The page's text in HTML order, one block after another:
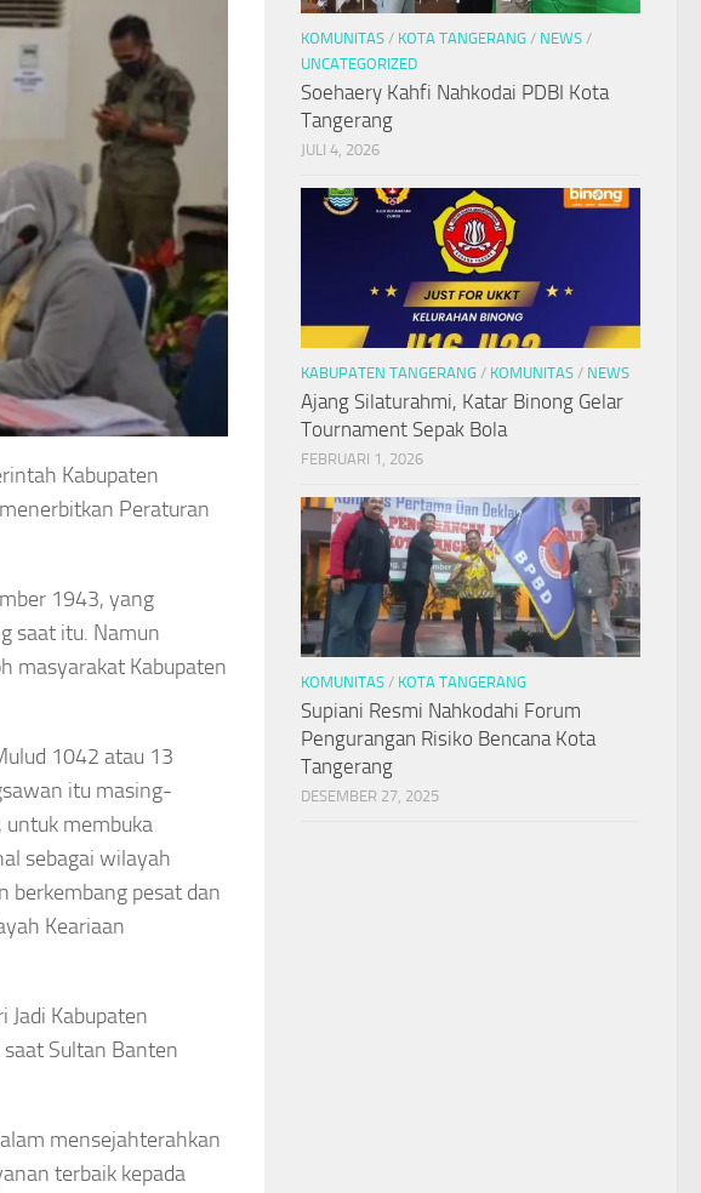
Kabupaten
Peraturan
1943, yang
saat itu. Namun
masyarakat Kabupaten
1042 atau 13
itu masing-
untuk membuka
sebagai wilayah
berkembang pesat dan
Keariaan
Kabupaten
Sultan Banten
mensejahterahkan
terbaik kepada
KOMUNITAS / KOTA TANGERANG / NEWS /
UNCATEGORIZED
Soehaery Kahfi Nahkodai PDBI Kota
Tangerang
JULI 4, 2026
KABUPATEN TANGERANG / KOMUNITAS / NEWS
Ajang Silaturahmi, Katar Binong Gelar
Tournament Sepak Bola
FEBRUARI 1, 2026
KOMUNITAS / KOTA TANGERANG
Supiani Resmi Nahkodahi Forum
Pengurangan Risiko Bencana Kota
Tangerang
DESEMBER 27, 2025